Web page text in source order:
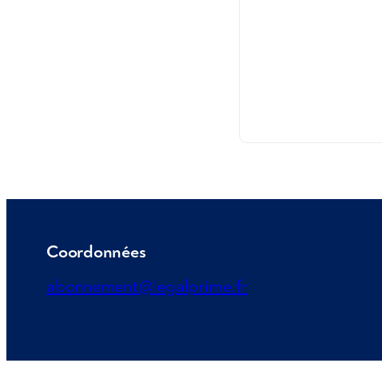
Coordonnées
abonnement@legalprime.fr